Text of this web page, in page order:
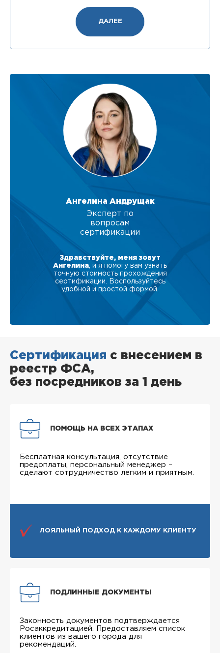
ДАЛЕЕ
Ангелина Андрущак
Эксперт по
вопросам
сертификации
Здравствуйте, меня зовут
Ангелина , и я помогу вам узнать
точную стоимость прохождения
сертификации. Воспользуйтесь
удобной и простой формой.
Сертификация с внесением в
реестр ФСА,
без посредников за 1 день
ПОМОЩЬ НА ВСЕХ ЭТАПАХ
Бесплатная консультация, отсутствие
предоплаты, персональный менеджер –
сделают сотрудничество легким и приятным.
ЛОЯЛЬНЫЙ ПОДХОД К КАЖДОМУ КЛИЕНТУ
ПОДЛИННЫЕ ДОКУМЕНТЫ
Законность документов подтверждается
Росаккредитацией. Предоставляем список
клиентов из вашего города для
рекомендаций.